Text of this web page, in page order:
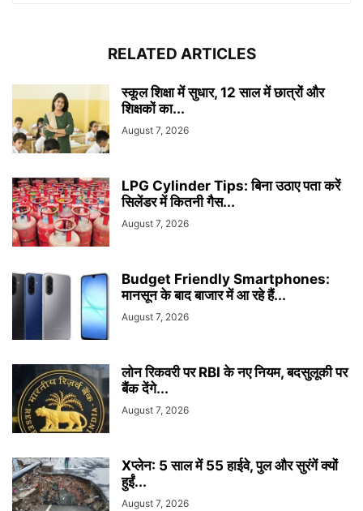
RELATED ARTICLES
स्कूल शिक्षा में सुधार, 12 साल में छात्रों और
शिक्षकों का...
August 7, 2026
LPG Cylinder Tips: बिना उठाए पता करें
सिलेंडर में कितनी गैस...
August 7, 2026
Budget Friendly Smartphones:
मानसून के बाद बाजार में आ रहे हैं...
August 7, 2026
लोन रिकवरी पर RBI के नए नियम, बदसुलूकी पर
बैंक देंगे...
August 7, 2026
Xप्लेन: 5 साल में 55 हाईवे, पुल और सुरंगें क्यों
हुईं...
August 7, 2026